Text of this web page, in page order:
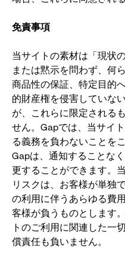
免責事項
当サイトの素材は「現状
または黙示を問わず、何
商品性の保証、特定目的
的財産権を侵害していな
が、これらに限定される
せん。Gapでは、当サイ
る義務を負わないことを
Gapは、通知することな
更することができます。
リスクは、お客様が単独
の利用に伴うあらゆる費
客様が負うものとします
トのご利用に関連した一
償責任も負いません。